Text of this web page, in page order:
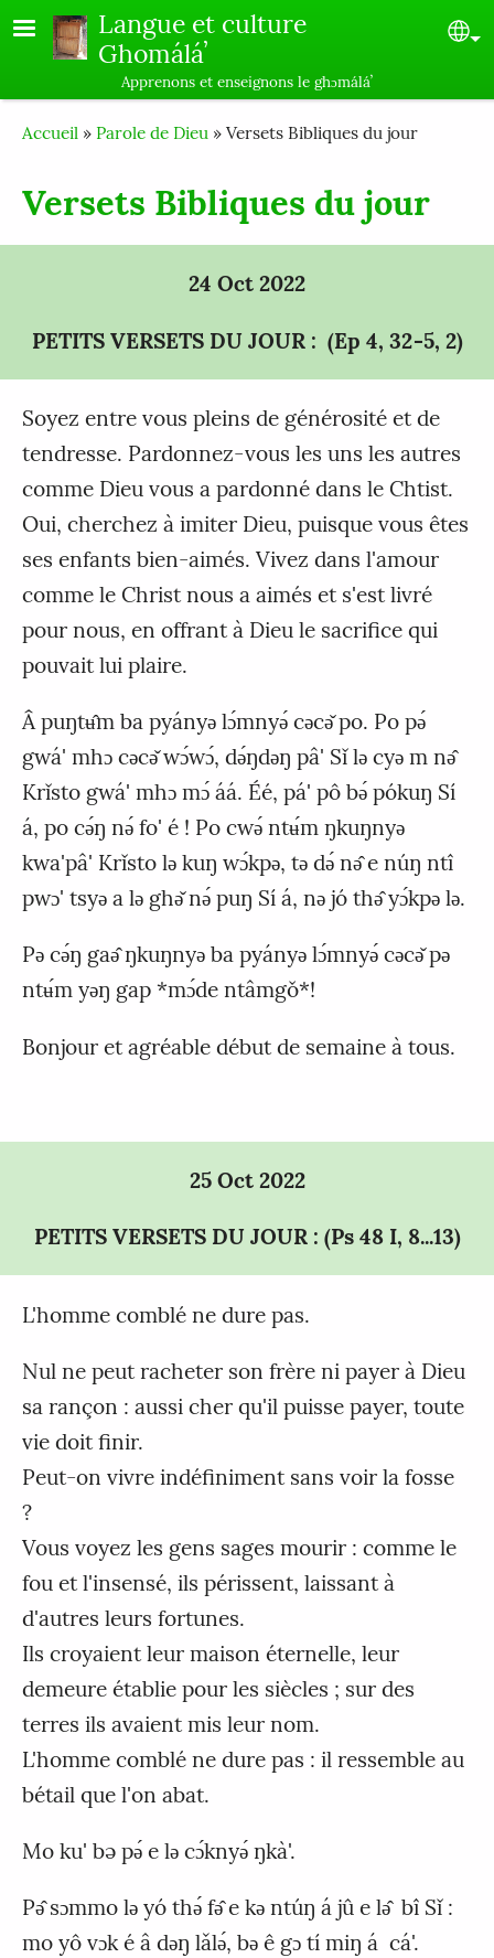
Skip to main contentLangue et culture
Ghomáláʼ
Apprenons et enseignons le ghɔmáláʼ
Breadcrumb
Accueil Parole de Dieu Versets Bibliques du jour
Versets Bibliques du jour
24 Oct 2022
PETITS VERSETS DU JOUR : (Ep 4, 32 ̵5, 2)
Soyez entre vous pleins de générosité et de
tendresse. Pardonnez-vous les uns les autres
comme Dieu vous a pardonné dans le Chtist.
Oui, cherchez à imiter Dieu, puisque vous êtes
ses enfants bien-aimés. Vivez dans l'amour
comme le Christ nous a aimés et s'est livré
pour nous, en offrant à Dieu le sacrifice qui
pouvait lui plaire.
Â puŋtʉ̂m ba pyányǝ lɔ́mnyǝ́ cǝcǝ̌ po. Po pǝ́
gwá' mhɔ cǝcǝ̌ wɔ́wɔ́, dǝ́ŋdǝŋ pâ' Sǐ lǝ cyǝ m nǝ̂
Krǐsto gwá' mhɔ mɔ́ áá. Éé, pá' pô bǝ́ pókuŋ Sí
á, po cǝ́ŋ nǝ́ fo' é ! Po cwǝ́ ntʉ́m ŋkuŋnyǝ
kwa'pâ' Krǐsto lǝ kuŋ wɔ́kpǝ, tǝ dǝ́ nǝ̂ e núŋ ntî
pwɔ' tsyǝ a lǝ ghǝ̌ nǝ́ puŋ Sí á, nǝ jó thǝ̂ yɔ́kpǝ lǝ.
Pǝ cǝ́ŋ gaǝ̂ ŋkuŋnyǝ ba pyányǝ lɔ́mnyǝ́ cǝcǝ̌ pǝ
ntʉ́m yǝŋ gap *mɔ́de ntâmgǒ*!
Bonjour et agréable début de semaine à tous.
25 Oct 2022
PETITS VERSETS DU JOUR : (Ps 48 I, 8...13)
L'homme comblé ne dure pas.
Nul ne peut racheter son frère ni payer à Dieu
sa rançon : aussi cher qu'il puisse payer, toute
vie doit finir.
Peut-on vivre indéfiniment sans voir la fosse
?
Vous voyez les gens sages mourir : comme le
fou et l'insensé, ils périssent, laissant à
d'autres leurs fortunes.
Ils croyaient leur maison éternelle, leur
demeure établie pour les siècles ; sur des
terres ils avaient mis leur nom.
L'homme comblé ne dure pas : il ressemble au
bétail que l'on abat.
Mo ku' bə pǝ́ e lǝ cɔ́knyǝ́ ŋkà'.
Pǝ̂ sɔmmo lǝ yó thǝ́ fǝ̂ e kǝ ntúŋ á jû e lǝ̂ bî Sǐ :
mo yô vɔk é â dǝŋ lǎlǝ́, bǝ ê gɔ tí miŋ á cá'.